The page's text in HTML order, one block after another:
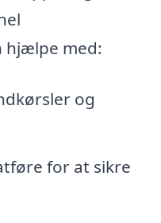
hjælpe med:
og
for at sikre